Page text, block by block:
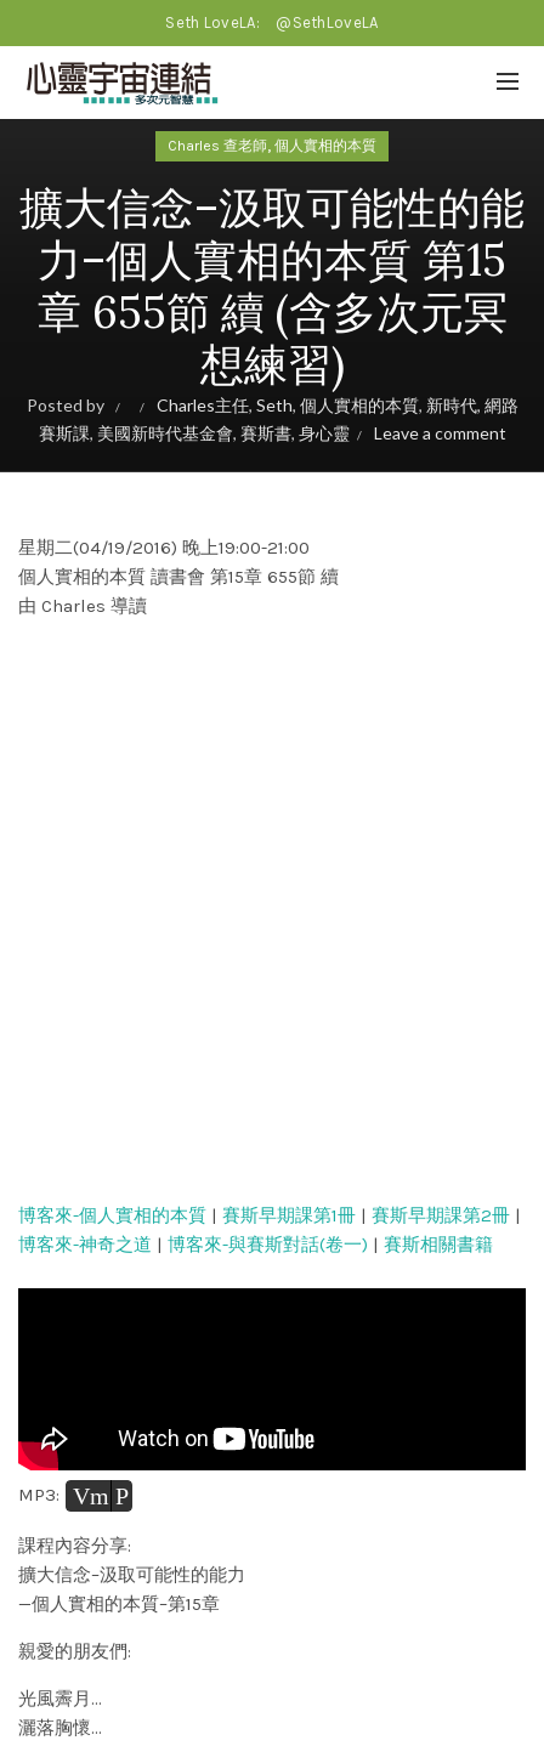
Seth LoveLA: @SethLoveLA
Charles 查老師, 個人實相的本質
擴大信念–汲取可能性的能
力–個人實相的本質 第15
章 655節 續 (含多次元冥
想練習)
Posted by Charles主任, Seth, 個人實相的本質, 新時代, 網路
賽斯課, 美國新時代基金會, 賽斯書, 身心靈 Leave a comment
星期二(04/19/2016) 晚上19:00-21:00
個人實相的本質 讀書會 第15章 655節 續
由 Charles 導讀
博客來-個人實相的本質 | 賽斯早期課第1冊 | 賽斯早期課第2冊 |
博客來-神奇之道 | 博客來-與賽斯對話(卷一) | 賽斯相關書籍
MP3: Vm P
課程內容分享:
擴大信念–汲取可能性的能力
—個人實相的本質–第15章
親愛的朋友們:
光風霽月…
灑落胸懷…